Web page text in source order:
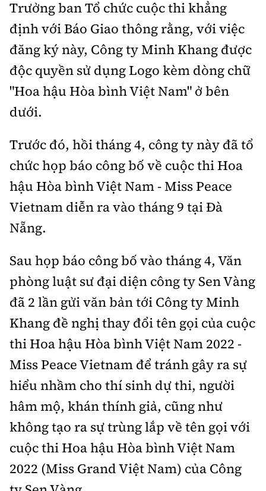
Trưởng ban Tổ chức cuộc thi khẳng
định với Báo Giao thông rằng, với việc
đăng ký này, Công ty Minh Khang được
độc quyền sử dụng Logo kèm dòng chữ
"Hoa hậu Hòa bình Việt Nam" ở bên
dưới.
Trước đó, hồi tháng 4, công ty này đã tổ
chức họp báo công bố về cuộc thi Hoa
hậu Hòa bình Việt Nam - Miss Peace
Vietnam diễn ra vào tháng 9 tại Đà
Nẵng.
Sau họp báo công bố vào tháng 4, Văn
phòng luật sư đại diện công ty Sen Vàng
đã 2 lần gửi văn bản tới Công ty Minh
Khang đề nghị thay đổi tên gọi của cuộc
thi Hoa hậu Hòa bình Việt Nam 2022 -
Miss Peace Vietnam để tránh gây ra sự
hiểu nhầm cho thí sinh dự thi, người
hâm mộ, khán thính giả, cũng như
không tạo ra sự trùng lắp về tên gọi với
cuộc thi Hoa hậu Hòa bình Việt Nam
2022 (Miss Grand Việt Nam) của Công